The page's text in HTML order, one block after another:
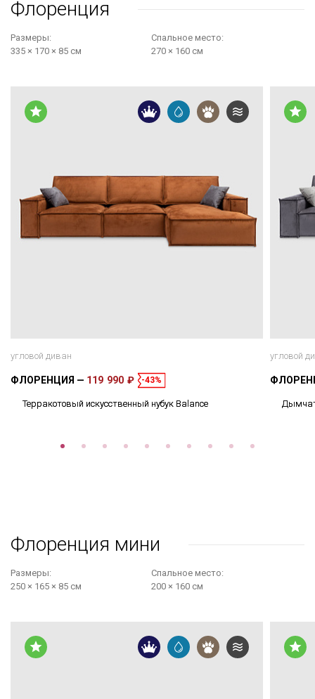
Флоренция
Размеры:
335 × 170 × 85 см
Cпальное место:
270 × 160 см
угловой диван
ФЛОРЕНЦИЯ 119 990 ₽ -43%
Терракотовый искусственный нубук Balance
угловой
Флоренция мини
Размеры:
250 × 165 × 85 см
Cпальное место:
200 × 160 см